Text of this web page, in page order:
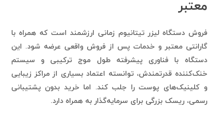
گارانتی معتبر و خدمات پس از فروش واقعی عرضه شود. این
دستگاه با فناوری پیشرفته طول موج ترکیبی و سیستم
خنک‌کننده قدرتمندش، توانسته اعتماد بسیاری از مراکز زیبایی
و کلینیک‌های پوست را جلب کند. اما خرید بدون پشتیبانی
رسمی، ریسک بزرگی برای سرمایه‌گذار به همراه دارد.